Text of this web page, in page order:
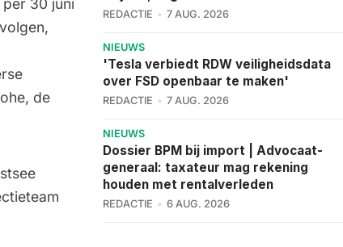
30 juni
de
REDACTIE 7 AUG. 2026
NIEUWS
'Tesla verbiedt RDW veiligheidsdata
over FSD openbaar te maken'
REDACTIE 7 AUG. 2026
NIEUWS
Dossier BPM bij import | Advocaat-
generaal: taxateur mag rekening
houden met rentalverleden
REDACTIE 6 AUG. 2026